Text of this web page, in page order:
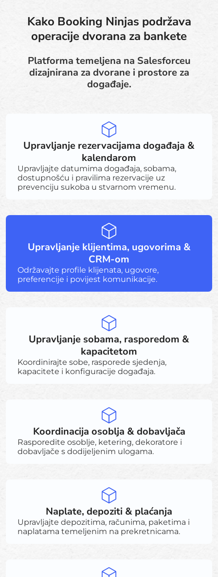
Kako Booking Ninjas podržava
operacije dvorana za bankete
Platforma temeljena na Salesforceu
dizajnirana za dvorane i prostore za
događaje.
Upravljanje rezervacijama događaja &
kalendarom
Upravljajte datumima događaja, sobama,
dostupnošću i pravilima rezervacije uz
prevenciju sukoba u stvarnom vremenu.
Upravljanje klijentima, ugovorima &
CRM-om
Održavajte profile klijenata, ugovore,
preferencije i povijest komunikacije.
Upravljanje sobama, rasporedom &
kapacitetom
Koordinirajte sobe, rasporede sjedenja,
kapacitete i konfiguracije događaja.
Koordinacija osoblja & dobavljača
Rasporedite osoblje, ketering, dekoratore i
dobavljače s dodijeljenim ulogama.
Naplate, depoziti & plaćanja
Upravljajte depozitima, računima, paketima i
naplatama temeljenim na prekretnicama.